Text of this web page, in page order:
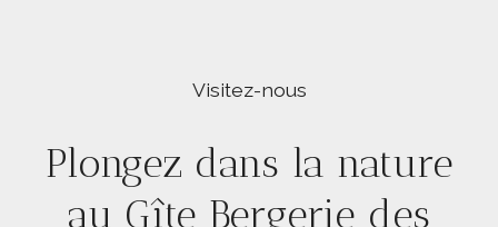
Visitez-nous
Plongez dans la nature
au Gîte Bergerie des